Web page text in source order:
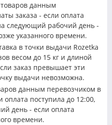
данным
заказа - если оплата
следующий рабочий день -
указанного времени.
в точки выдачи Rozetka
весом до 15 кг и длиной
заказ превышает эти
выдачи невозможна.
данным перевозчиком в
оплата поступила до 12:00,
день - если оплата
времени.